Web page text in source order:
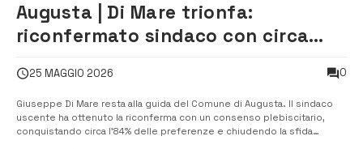
Augusta | Di Mare trionfa:
riconfermato sindaco con circa
25 MAGGIO 2026 0
Giuseppe Di Mare resta alla guida del Comune di Augusta. Il sindaco
uscente ha ottenuto la riconferma con un consenso plebiscitario,
conquistando circa l’84% delle preferenze e chiudendo la sfida